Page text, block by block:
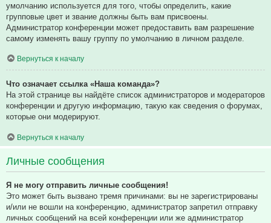
умолчанию используется для того, чтобы определить, какие
групповые цвет и звание должны быть вам присвоены.
Администратор конференции может предоставить вам разрешение
самому изменять вашу группу по умолчанию в личном разделе.
Вернуться к началу
Что означает ссылка «Наша команда»?
На этой странице вы найдёте список администраторов и модераторов
конференции и другую информацию, такую как сведения о форумах,
которые они модерируют.
Вернуться к началу
Личные сообщения
Я не могу отправить личные сообщения!
Это может быть вызвано тремя причинами: вы не зарегистрированы
и/или не вошли на конференцию, администратор запретил отправку
личных сообщений на всей конференции или же администратор